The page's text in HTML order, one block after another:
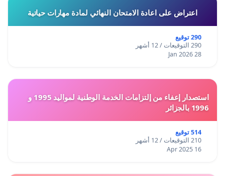
اعتراض على اعادة الامتحان النهائي لمادة مهارات حياتية
290 توقيع
290 التوقيعات / 12 أشهر
28 Jan 2026
استصدار إعفاء من إلتزامات الخدمة الوطنية لمواليد 1995 و
1996 بالجزائر
514 توقيع
210 التوقيعات / 12 أشهر
16 Apr 2025